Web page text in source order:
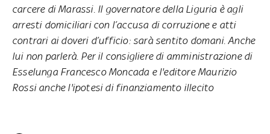
carcere di Marassi. Il governatore della Liguria è agli
arresti domiciliari con l’accusa di corruzione e atti
contrari ai doveri d’ufficio: sarà sentito domani. Anche
lui non parlerà. Per il consigliere di amministrazione di
Esselunga Francesco Moncada e l'editore Maurizio
Rossi anche l'ipotesi di finanziamento illecito